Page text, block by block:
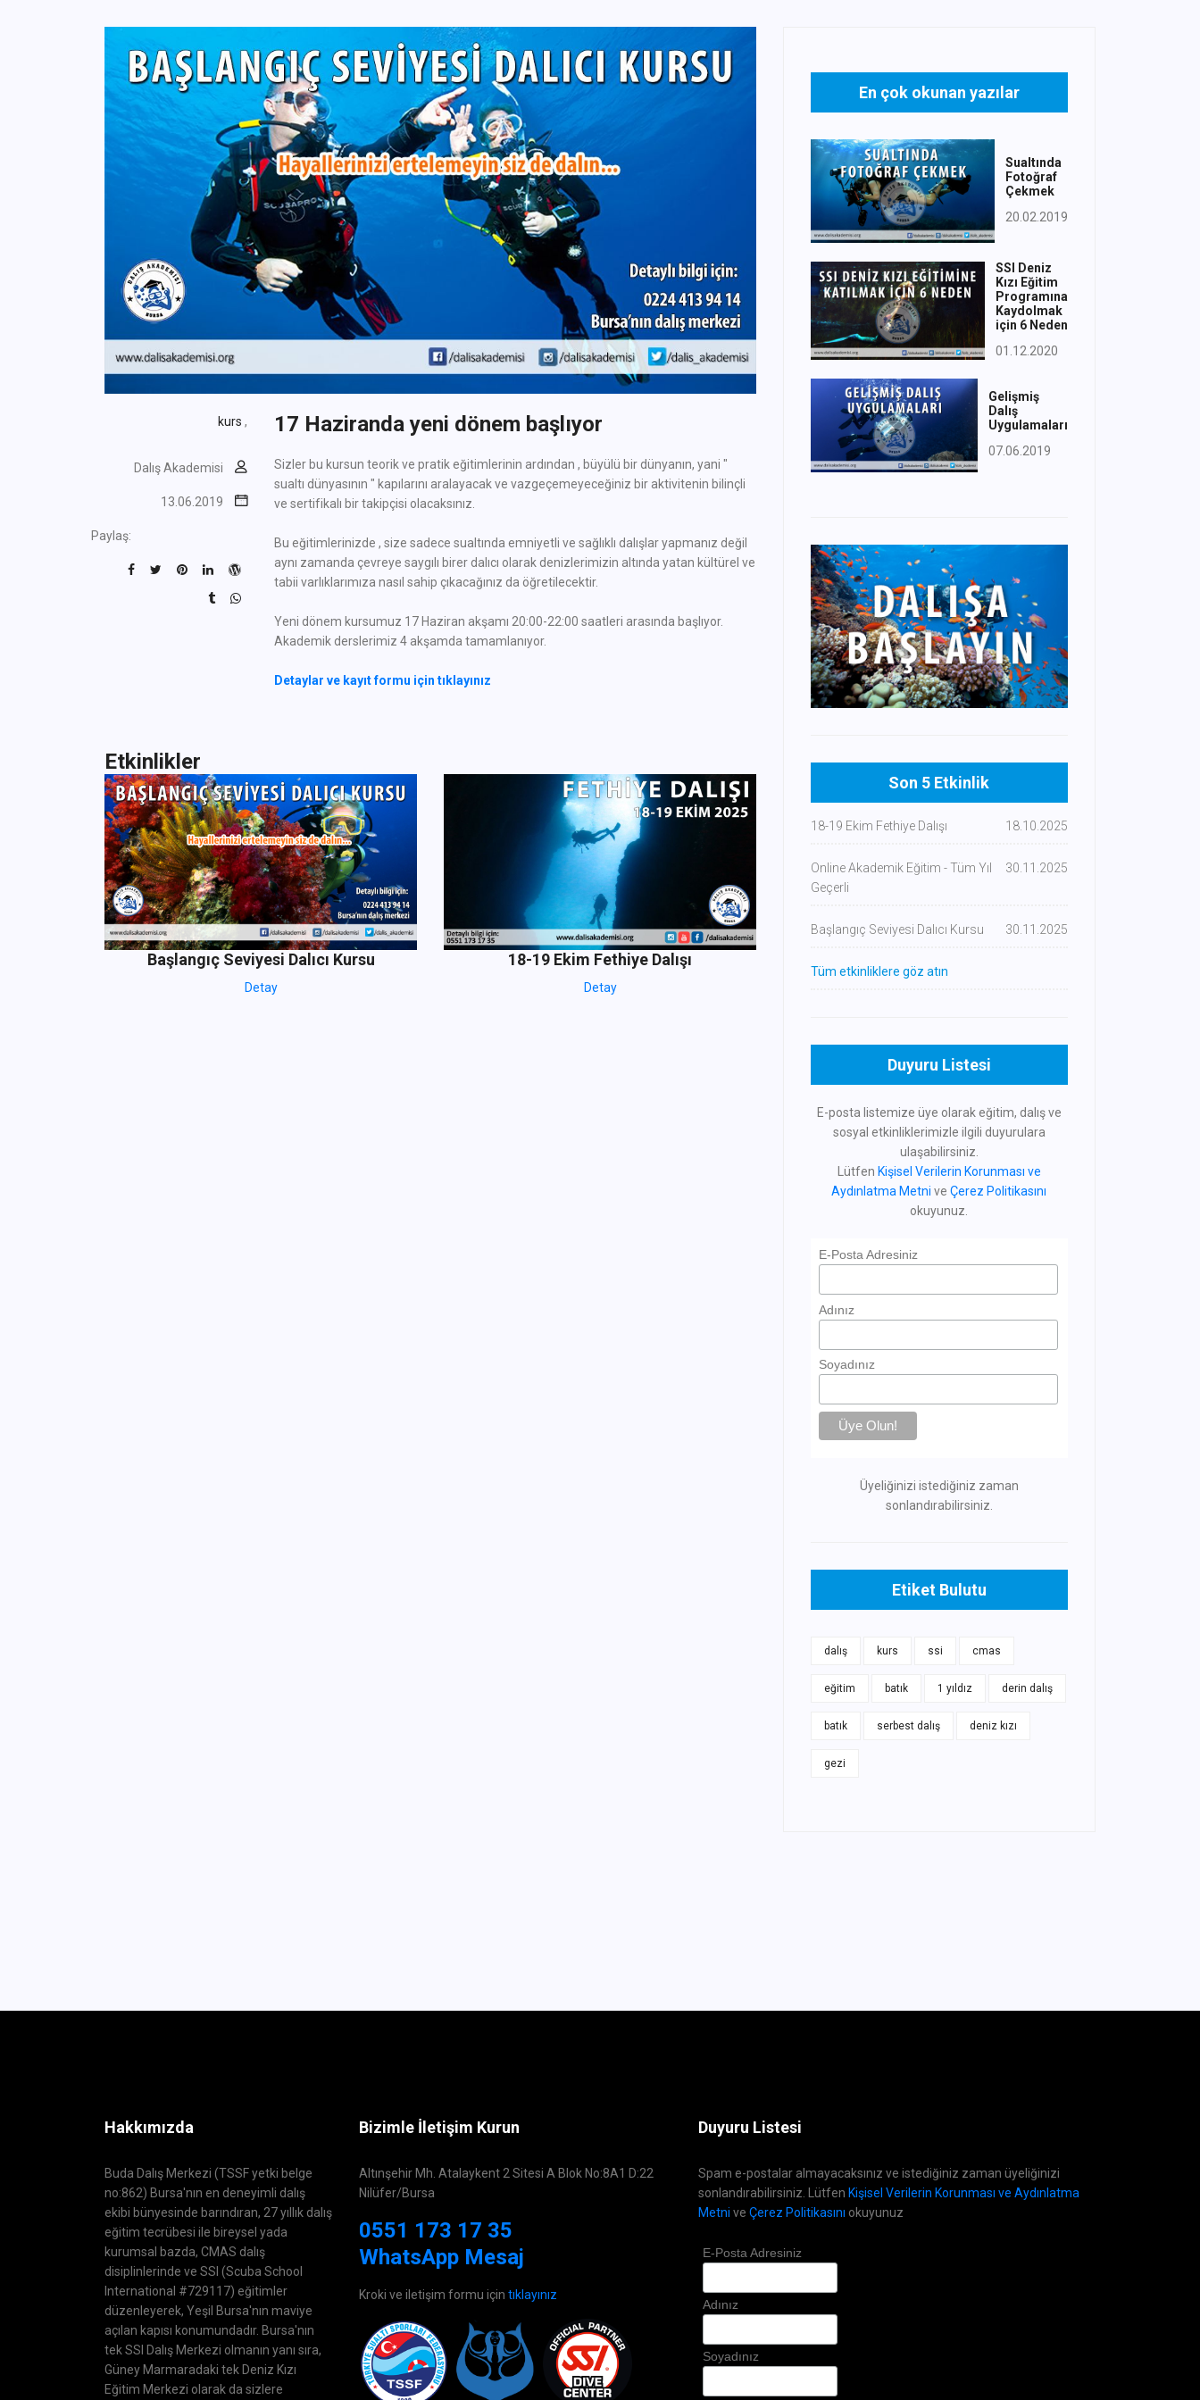
kurs ,
Dalış Akademisi
13.06.2019
Paylaş:
17 Haziranda yeni dönem başlıyor
Sizler bu kursun teorik ve pratik eğitimlerinin ardından , büyülü bir dünyanın, yani "
sualtı dünyasının " kapılarını aralayacak ve vazgeçemeyeceğiniz bir aktivitenin bilinçli
ve sertifikalı bir takipçisi olacaksınız.
Bu eğitimlerinizde , size sadece sualtında emniyetli ve sağlıklı dalışlar yapmanız değil
aynı zamanda çevreye saygılı birer dalıcı olarak denizlerimizin altında yatan kültürel ve
tabii varlıklarımıza nasıl sahip çıkacağınız da öğretilecektir.
Yeni dönem kursumuz 17 Haziran akşamı 20:00-22:00 saatleri arasında başlıyor.
Akademik derslerimiz 4 akşamda tamamlanıyor.
Detaylar ve kayıt formu için tıklayınız
Etkinlikler
Başlangıç Seviyesi Dalıcı Kursu
Detay
18-19 Ekim Fethiye Dalışı
Detay
En çok okunan yazılar
Sualtında
Fotoğraf
Çekmek
20.02.2019
SSI Deniz
Kızı Eğitim
Programına
Kaydolmak
için 6 Neden
01.12.2020
Gelişmiş
Dalış
Uygulamaları
07.06.2019
Son 5 Etkinlik
18-19 Ekim Fethiye Dalışı 18.10.2025
Online Akademik Eğitim - Tüm Yıl
Geçerli
30.11.2025
Başlangıç Seviyesi Dalıcı Kursu 30.11.2025
Tüm etkinliklere göz atın
Duyuru Listesi
E-posta listemize üye olarak eğitim, dalış ve
sosyal etkinliklerimizle ilgili duyurulara
ulaşabilirsiniz.
Lütfen Kişisel Verilerin Korunması ve
Aydınlatma Metni veÇerez Politikasını
okuyunuz.
E-Posta Adresiniz
Adınız
Soyadınız
Üyeliğinizi istediğiniz zaman
sonlandırabilirsiniz.
Etiket Bulutu
dalış kurs ssi cmas
eğitim batık 1 yıldız derin dalış
batık serbest dalış deniz kızı
gezi
Hakkımızda
Buda Dalış Merkezi (TSSF yetki belge
no:862) Bursa'nın en deneyimli dalış
ekibi bünyesinde barındıran, 27 yıllık dalış
eğitim tecrübesi ile bireysel yada
kurumsal bazda, CMAS dalış
disiplinlerinde ve SSI (Scuba School
International #729117) eğitimler
düzenleyerek, Yeşil Bursa'nın maviye
açılan kapısı konumundadır. Bursa'nın
tek SSI Dalış Merkezi olmanın yanı sıra,
Güney Marmaradaki tek Deniz Kızı
Eğitim Merkezi olarak da sizlere
Bizimle İletişim Kurun
Altınşehir Mh. Atalaykent 2 Sitesi A Blok No:8A1 D:22
Nilüfer/Bursa
0551 173 17 35
WhatsApp Mesaj
Kroki ve iletişim formu için tıklayınız
Duyuru Listesi
Spam e-postalar almayacaksınız ve istediğiniz zaman üyeliğinizi
sonlandırabilirsiniz. Lütfen Kişisel Verilerin Korunması ve Aydınlatma
Metni ve Çerez Politikasını okuyunuz
E-Posta Adresiniz
Adınız
Soyadınız